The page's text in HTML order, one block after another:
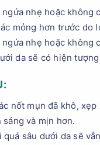
nhẹ hoặc không
mỏng hơn trước do
nhẹ hoặc không
da sẽ có hiện
:
nốt mụn đã khô,
và mịn hơn.
sâu dưới da sẽ